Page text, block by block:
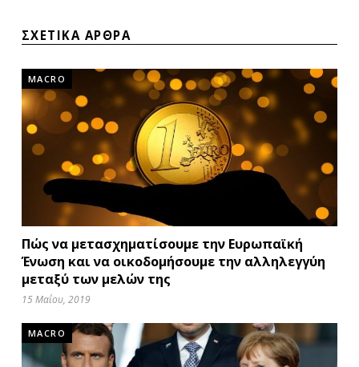
ΣΧΕΤΙΚΑ ΑΡΘΡΑ
MACRO
Πώς να μετασχηματίσουμε την Ευρωπαϊκή
Ένωση και να οικοδομήσουμε την αλληλεγγύη
μεταξύ των μελών της
15 Μαΐου, 2019
MACRO